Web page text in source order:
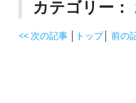
カテゴリー：
<< 次の記事 トップ│ 前の